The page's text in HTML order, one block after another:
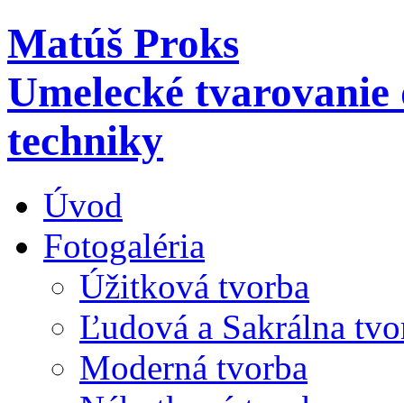
Matúš Proks
Umelecké
techniky
Úvod
Fotogaléria
Úžitková tvorba
Ľudová a Sakrálna
Moderná tvorba